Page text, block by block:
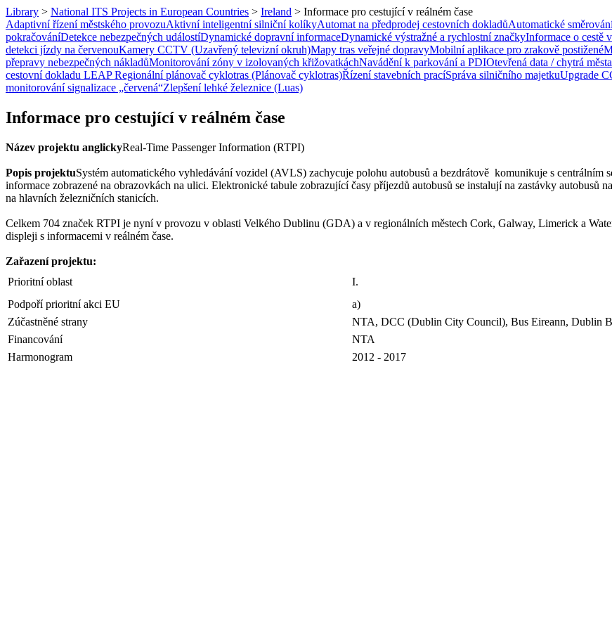
Library > National ITS Projects in European Countries > Ireland > Informace pro cestující v reálném čase
Adaptivní řízení městského provozuAktivní inteligentní silniční kolíkyAutomat na předprodej cestovních dokladůAutomatické
pokračováníDetekce nebezpečných událostíDynamické dopravní informaceDynamické výstražné a rychlostní značkyInformace o cestě
detekci jízdy na červenouKamery CCTV (Uzavřený televizní okruh)Mapy tras veřejné dopravyMobilní aplikace pro zrakově postižené
přepravy nebezpečných nákladůMonitorování zóny v izolovaných křižovatkáchNavádění k parkování a PDIOtevřená data / chytrá města
cestovní dokladu LEAPRegionální plánovač cyklotras (Plánovač cyklotras)Řízení stavebních pracíSpráva silničního majetkuUpgrade
monitorování signalizace „červená“Zlepšení lehké železnice (Luas)
Informace pro cestující v reálném čase
Název projektu anglickyReal-Time Passenger Information (RTPI)
Popis projektuSystém automatického vyhledávání vozidel (AVLS) zachycuje polohu autobusů a bezdrátově komunikuje s centrálním
informace zobrazené na obrazovkách na ulici. Elektronické tabule zobrazující časy příjezdů autobusů se instalují na zastávky autobusů
na hlavních železničních stanicích.
Celkem 704 značek RTPI je nyní v provozu v oblasti Velkého Dublinu (GDA) a v regionálních městech Cork, Galway, Limerick a
displeji s informacemi v reálném čase.
Zařazení projektu:
Prioritní oblast
I.
Podpoří prioritní akci EU
a)
Zúčastněné strany
NTA, DCC (Dublin City Council), Bus Eireann, Dublin
Financování
NTA
Harmonogram
2012 - 2017